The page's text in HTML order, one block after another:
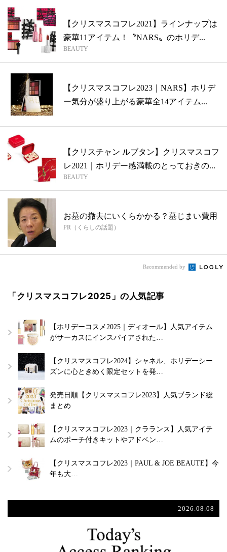
【クリスマスコフレ2021】ラインナップは
豪華11アイテム！〝NARS〟のホリデ...
BEAUTY
【クリスマスコフレ2023｜NARS】ホリデ
ー気分が盛り上がる豪華全14アイテム...
【クリスチャン ルブタン】クリスマスコフ
レ2021｜ホリデー感満載のとっておきの...
BEAUTY
お墓の撤去にいくらかかる？墓じまい費用
PR（くらしの話題）
Recommended by
「クリスマスコフレ2025」の人気記事
【ホリデーコスメ2025｜ディオール】人気アイテム
がサーカスにインスパイアされた…
【クリスマスコフレ2024】シャネル、ホリデーシー
ズンに心ときめく限定セットを発…
発売日順【クリスマスコフレ2023】人気ブランド総
まとめ
【クリスマスコフレ2023｜クラランス】人気アイテ
ムのポーチ付きキットやアドベン…
【クリスマスコフレ2023｜PAUL & JOE BEAUTE】今
年も大…
2026.08.08